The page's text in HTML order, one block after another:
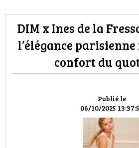
Publié le
06/10/2025
DIM x Ines de la
l’élégance
confort du